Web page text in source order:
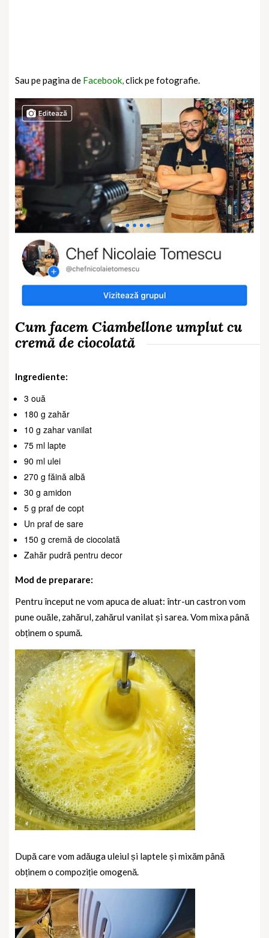
Sau pe pagina de Facebook,click pe fotografie.
Cum facem Ciambellone umplut cu
cremă de ciocolată
Ingrediente:
3 ouă
180 g zahăr
10 g zahar vanilat
75 ml lapte
90 ml ulei
270 g făină albă
30 g amidon
5 g praf de copt
Un praf de sare
150 g cremă de ciocolată
Zahăr pudră pentru decor
Mod de preparare:
Pentru început ne vom apuca de aluat: într-un castron vom
pune ouăle, zahărul, zahărul vanilat și sarea. Vom mixa până
obținem o spumă.
După care vom adăuga uleiul și laptele și mixăm până
obținem o compoziție omogenă.